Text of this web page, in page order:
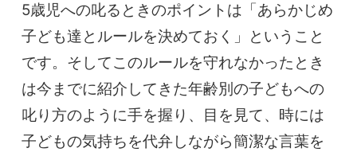
5歳児への叱るときのポイントは「あらかじめ
子ども達とルールを決めておく」ということ
です。そしてこのルールを守れなかったとき
は今までに紹介してきた年齢別の子どもへの
叱り方のように手を握り、目を見て、時には
子どもの気持ちを代弁しながら簡潔な言葉を